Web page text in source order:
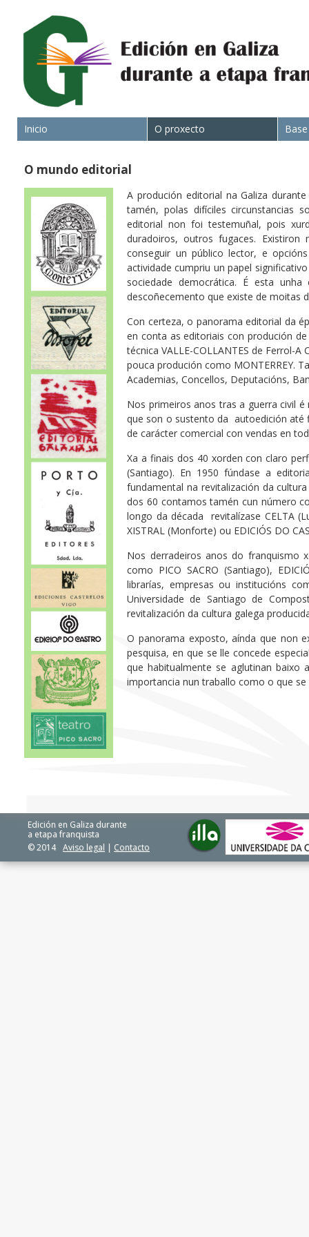
Inicio O proxecto
O mundo editorial
A produción editorial na Galiza
tamén, polas difíciles circunstancias
editorial non foi testemuñal, pois
duradoiros, outros fugaces.
conseguir un público lector, e
actividade cumpriu un papel
sociedade democrática. É esta
descoñecemento que existe de moitas
Con certeza, o panorama editorial da
en conta as editoriais con produción
técnica VALLE-COLLANTES de Ferrol-
pouca produción como MONTERREY.
Academias, Concellos, Deputacións,
Nos primeiros anos tras a guerra civil
que son o sustento da autoedición até
de carácter comercial con vendas en
Xa a finais dos 40 xorden con claro
(Santiago). En 1950 fúndase a
fundamental na revitalización da
dos 60 contamos tamén cun número
longo da década revitalízase CELTA
XISTRAL (Monforte) ou EDICIÓS DO
Nos derradeiros anos do franquismo
como PICO SACRO (Santiago),
librarías, empresas ou institucións
Universidade de Santiago de
revitalización da cultura galega
O panorama exposto, aínda que non
pesquisa, en que se lle concede
que habitualmente se aglutinan baixo
importancia nun traballo como o que
Edición en Galiza durante
a etapa franquista
© 2014 Aviso legal | Contacto